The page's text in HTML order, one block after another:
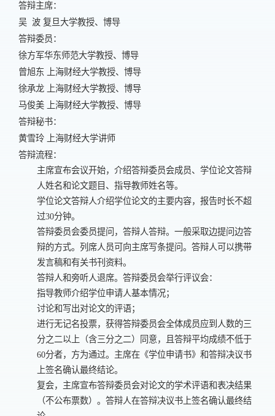
答辩主席：
吴 波 复旦大学教授、博导
答辩委员：
徐方军华东师范大学教授、博导
曾旭东 上海财经大学教授、博导
徐承龙 上海财经大学教授、博导
马俊美 上海财经大学教授、博导
答辩秘书：
黄雪玲 上海财经大学讲师
答辩流程：
主席宣布会议开始，介绍答辩委员会成员、学位论文答辩
人姓名和论文题目、指导教师姓名等。
学位论文答辩人介绍学位论文的主要内容，报告时长不超
过30分钟。
答辩委员会委员提问，答辩人答辩。一般采取边提问边答
辩的方式。列席人员可向主席写条提问。答辩人可以携带
发言稿和有关书刊资料。
答辩人和旁听人退席。答辩委员会举行评议会：
指导教师介绍学位申请人基本情况；
讨论和写出对论文的评语；
进行无记名投票，获得答辩委员会全体成员应到人数的三
分之二以上（含三分之二）同意，且答辩平均成绩不低于
60分者，方为通过。主席在《学位申请书》和答辩决议书
上签名确认最终结论。
复会，主席宣布答辩委员会对论文的学术评语和表决结果
（不公布票数）。答辩人在答辩决议书上签名确认最终结